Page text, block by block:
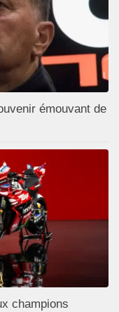
émouvant de
champions